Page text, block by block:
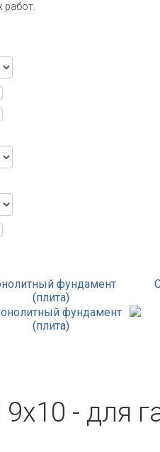
работ.
фундамент
(плита)
- для